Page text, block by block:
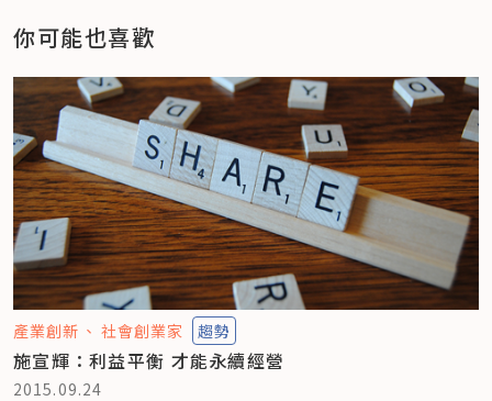
你可能也喜歡
產業創新 社會創業家 趨勢
施宣輝：利益平衡 才能永續經營
2015.09.24